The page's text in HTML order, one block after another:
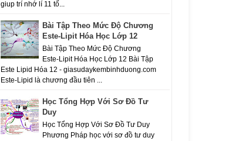
giup trí nhớ lí 11 tố...
Bài Tập Theo Mức Độ Chương
Este-Lipit Hóa Học Lớp 12
Bài Tập Theo Mức Độ Chương
Este-Lipit Hóa Học Lớp 12 Bài Tập
Este Lipid Hóa 12 - giasudaykembinhduong.com
Este-Lipid là chương đầu tiên ...
Học Tổng Hợp Với Sơ Đồ Tư
Duy
Học Tổng Hợp Với Sơ Đồ Tư Duy
Phương Pháp học với sơ đồ tư duy